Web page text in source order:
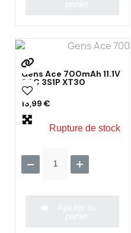
Gens Ace 700mAh 11.1V
60C 3S1P XT30
13,99 €
Rupture de stock